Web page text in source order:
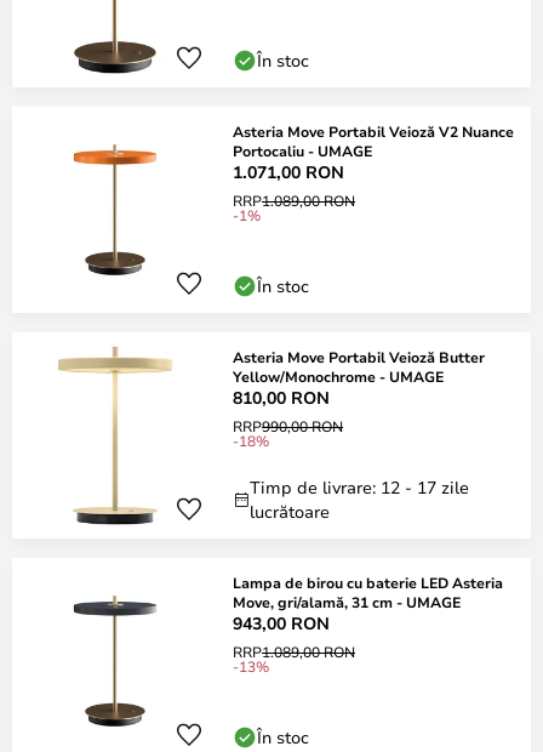
În stoc
Asteria Move Portabil Veioză V2 Nuance
Portocaliu - UMAGE
1.071,00 RON
RRP1.089,00 RON
-1%
În stoc
Asteria Move Portabil Veioză Butter
Yellow/Monochrome - UMAGE
810,00 RON
RRP990,00 RON
-18%
Timp de livrare: 12 - 17 zile
lucrătoare
Lampa de birou cu baterie LED Asteria
Move, gri/alamă, 31 cm - UMAGE
943,00 RON
RRP1.089,00 RON
-13%
În stoc